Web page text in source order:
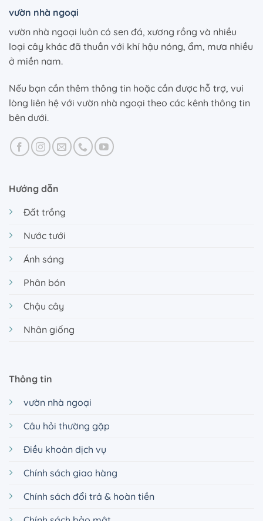
vườn nhà ngoại
vườn nhà ngoại luôn có sen đá, xương rồng và nhiều
loại cây khác đã thuần với khí hậu nóng, ẩm, mưa nhiều
ở miền nam.
Nếu bạn cần thêm thông tin hoặc cần được hỗ trợ, vui
lòng liên hệ với vườn nhà ngoại theo các kênh thông tin
bên dưới.
Hướng dẫn
Đất trồng
Nước tưới
Ánh sáng
Phân bón
Chậu cây
Nhân giống
Thông tin
vườn nhà ngoại
Câu hỏi thường gặp
Điều khoản dịch vụ
Chính sách giao hàng
Chính sách đổi trả & hoàn tiền